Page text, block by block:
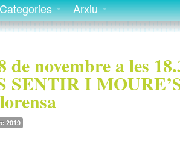
Categories Arxiu
de novembre a les
SENTIR I
2019